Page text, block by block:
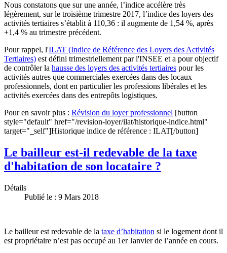
Nous constatons que sur une année, l’indice accélère très
légèrement, sur le troisième trimestre 2017, l’indice des loyers des
activités tertiaires s’établit à 110,36 : il augmente de 1,54 %, après
+1,4 % au trimestre précédent.
Pour rappel, l'ILAT (Indice de Référence des Loyers des Activités
Tertiaires) est défini trimestriellement par l'INSEE et a pour objectif
de contrôler la hausse des loyers des activités tertiaires pour les
activités autres que commerciales exercées dans des locaux
professionnels, dont en particulier les professions libérales et les
activités exercées dans des entrepôts logistiques.
Pour en savoir plus : Révision du loyer professionnel [button
style="default" href="/revision-loyer/ilat/historique-indice.html"
target="_self"]Historique indice de référence : ILAT[/button]
Le bailleur est-il redevable de la taxe
d'habitation de son locataire ?
Détails
Publié le : 9 Mars 2018
Le bailleur est redevable de la taxe d’habitation si le logement dont il
est propriétaire n’est pas occupé au 1er Janvier de l’année en cours.